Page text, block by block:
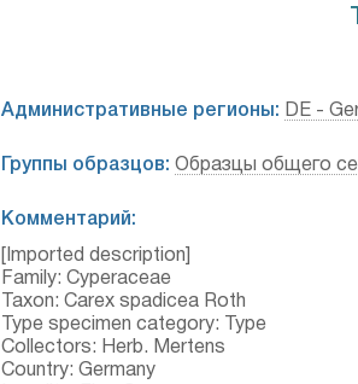
Административные регионы: DE -
Группы образцов: Образцы общего
Комментарий:
[Imported description]
Family: Cyperaceae
Taxon: Carex spadicea Roth
Type specimen category: Type
Collectors: Herb. Mertens
Country: Germany